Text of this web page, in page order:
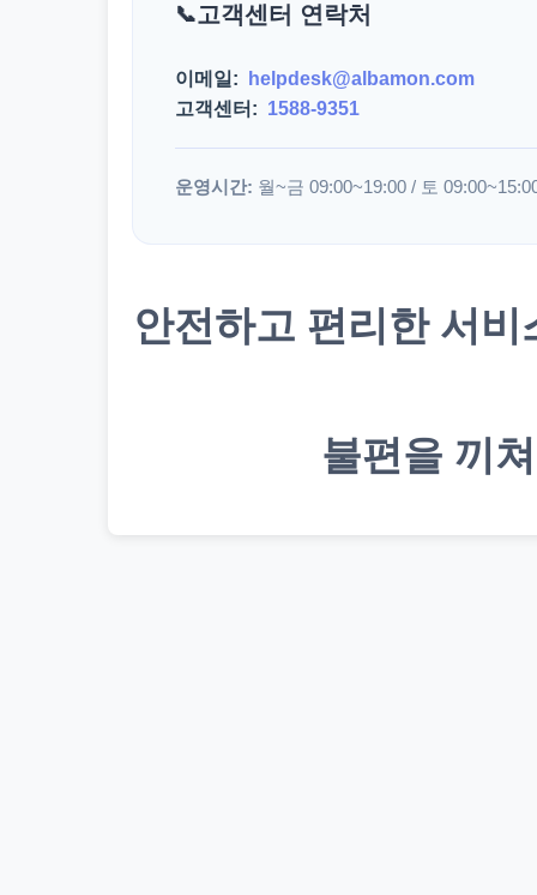
고객센터 연락처
이메일:
helpdesk@albamon.com
고객센터: 1588-9351
운영시간: 월~금 09:00~19:00 / 토
안전하고 편리한 서
불편을 끼